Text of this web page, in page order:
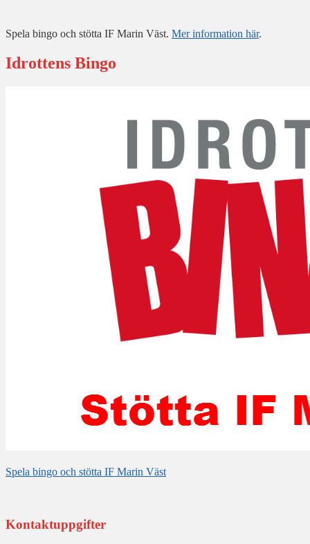
Spela bingo och stötta IF Marin Väst. Mer information här.
Idrottens Bingo
Spela bingo och stötta IF Marin Väst
Kontaktuppgifter